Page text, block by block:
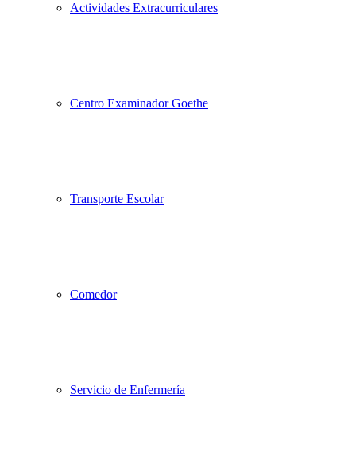
Actividades Extracurriculares
Centro Examinador Goethe
Transporte Escolar
Comedor
Servicio de Enfermería